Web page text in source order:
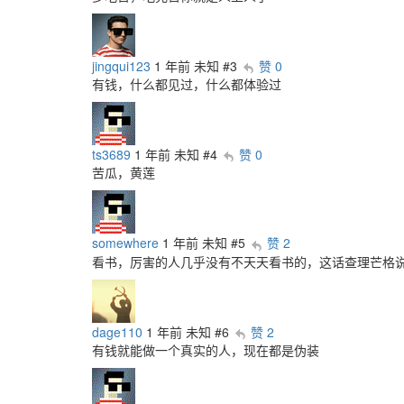
jingqui123 1 年前 未知 #3
赞 0
有钱，什么都见过，什么都体验过
ts3689 1 年前 未知 #4
赞 0
苦瓜，黄莲
somewhere 1 年前 未知 #5
赞 2
看书，厉害的人几乎没有不天天看书的，这话查理芒格
dage110 1 年前 未知 #6
赞 2
有钱就能做一个真实的人，现在都是伪装